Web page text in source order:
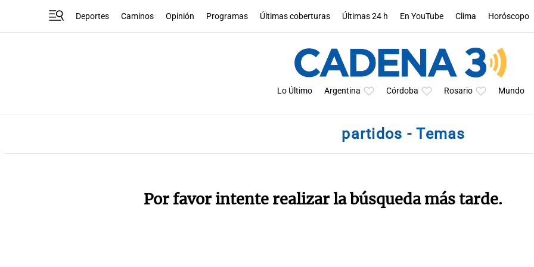
Deportes Caminos Opinión Programas Últimas coberturas Últimas 24 h En YouTube Clima Horóscopo
Lo Último Argentina Córdoba Rosario Mundo
partidos - Temas
Por favor intente realizar la búsqueda más tarde.